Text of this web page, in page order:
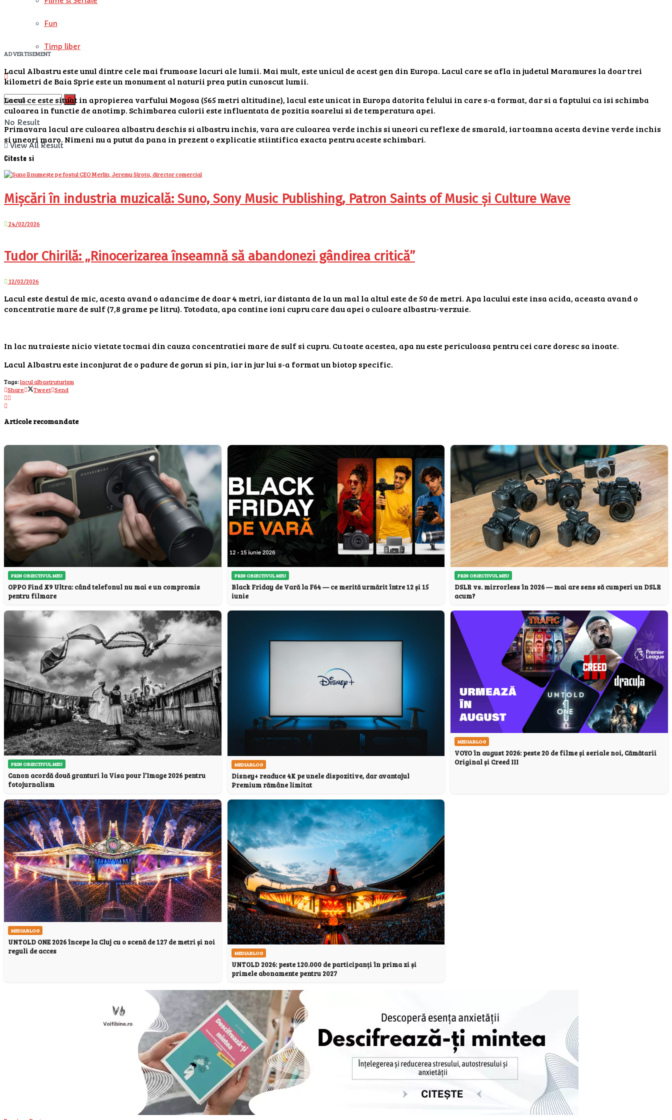
Fun
Timp liber
No Result
View All Result
ADVERTISEMENT
Lacul Albastru este unul dintre cele mai frumoase lacuri ale lumii. Mai mult, este unicul de acest gen din Europa. Lacul care se afla in judetul Maramures la doar trei
kilometri de Baia Sprie este un monument al naturii prea putin cunoscut lumii.
Lacul ce este situat in apropierea varfului Mogosa (565 metri altitudine), lacul este unicat in Europa datorita felului in care s-a format, dar si a faptului ca isi schimba
culoarea in functie de anotimp. Schimbarea culorii este influentata de pozitia soarelui si de temperatura apei.
Primavara lacul are culoarea albastru deschis si albastru inchis, vara are culoarea verde inchis si uneori cu reflexe de smarald, iar toamna acesta devine verde inchis
si uneori maro. Nimeni nu a putut da pana in prezent o explicatie stiintifica exacta pentru aceste schimbari.
Citeste si
Mișcări în industria muzicală: Suno, Sony Music Publishing, Patron Saints of Music și Culture Wave
24/02/2026
Tudor Chirilă: „Rinocerizarea înseamnă să abandonezi gândirea critică”
12/02/2026
Lacul este destul de mic, acesta avand o adancime de doar 4 metri, iar distanta de la un mal la altul este de 50 de metri. Apa lacului este insa acida, aceasta avand o
concentratie mare de sulf (7,8 grame pe litru). Totodata, apa contine ioni cupru care dau apei o culoare albastru-verzuie.
In lac nu traieste nicio vietate tocmai din cauza concentratiei mare de sulf si cupru. Cu toate acestea, apa nu este periculoasa pentru cei care doresc sa inoate.
Lacul Albastru este inconjurat de o padure de gorun si pin, iar in jur lui s-a format un biotop specific.
Tags:lacul albastruturism
Share
Tweet Send
Articole recomandate
PRIN OBIECTIVUL MEU
OPPO Find X9 Ultra: când telefonul nu mai e un compromis
pentru filmare
PRIN OBIECTIVUL MEU
Black Friday de Vară la F64 — ce merită urmărit între 12 și 15
iunie
PRIN OBIECTIVUL MEU
DSLR vs. mirrorless în 2026 — mai are sens să cumperi un DSLR
acum?
PRIN OBIECTIVUL MEU
Canon acordă două granturi la Visa pour l’Image 2026 pentru
fotojurnalism
MEDIABLOG
Disney+ readuce 4K pe unele dispozitive, dar avantajul
Premium rămâne limitat
MEDIABLOG
VOYO în august 2026: peste 20 de filme și seriale noi, Cămătarii
Original și Creed III
MEDIABLOG
UNTOLD ONE 2026 începe la Cluj cu o scenă de 127 de metri și noi
reguli de acces
MEDIABLOG
UNTOLD 2026: peste 120.000 de participanți în prima zi și
primele abonamente pentru 2027